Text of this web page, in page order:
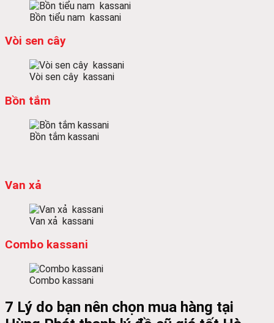
Bồn tiểu nam kassani
Vòi sen cây
Vòi sen cây kassani
Bồn tắm
Bồn tắm kassani
Van xả
Van xả kassani
Combo kassani
Combo kassani
7 Lý do bạn nên chọn mua hàng tại